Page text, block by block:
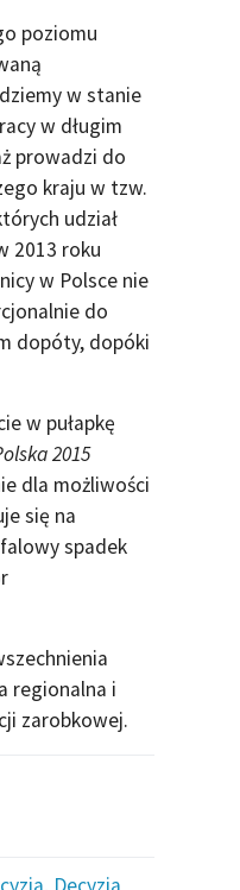
poziomu
w stanie
w długim
prowadzi do
kraju w tzw.
udział
2013 roku
w Polsce nie
do
dopóty, dopóki
w pułapkę
2015
dla możliwości
się na
spadek
regionalna i
zarobkowej.
Decyzja